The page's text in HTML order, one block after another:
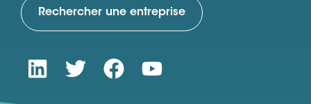
Rechercher une entreprise